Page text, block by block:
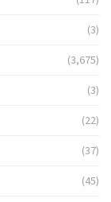
(3)
(3,675)
(3)
(22)
(37)
(45)